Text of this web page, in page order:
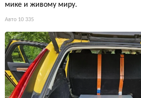
мике и живому миру.
Авто 10 335